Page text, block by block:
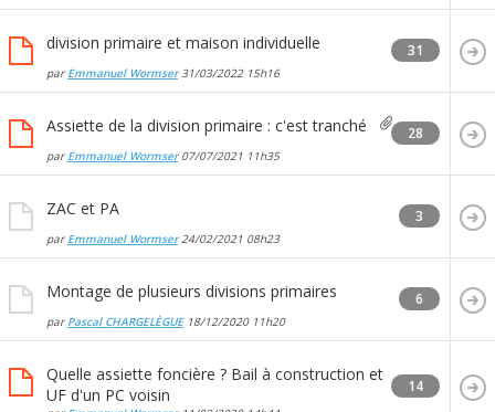
division primaire et maison individuelle
par Emmanuel Wormser31/03/2022 15h16
31
Assiette de la division primaire : c'est tranché
par Emmanuel Wormser07/07/2021 11h35
28
ZAC et PA
par Emmanuel Wormser24/02/2021 08h23
3
Montage de plusieurs divisions primaires
par Pascal CHARGELÈGUE18/12/2020 11h20
6
Quelle assiette foncière ? Bail à construction et
UF d'un PC voisin
14